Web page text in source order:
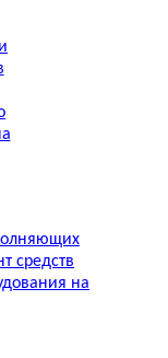
средств
на